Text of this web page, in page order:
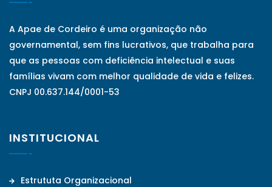
A Apae de Cordeiro é uma organização não
governamental, sem fins lucrativos, que trabalha para
que as pessoas com deficiência intelectual e suas
famílias vivam com melhor qualidade de vida e felizes.
CNPJ 00.637.144/0001-53
INSTITUCIONAL
Estrututa Organizacional